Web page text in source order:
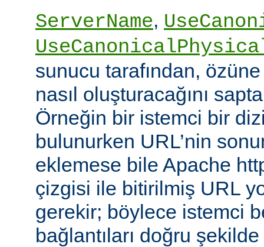
ServerName,
sunucu tarafından,
nasıl oluşturacağını
Örneğin bir istemci bir
bulunurken URL’nin
eklemese bile Apache
çizgisi ile bitirilmiş URL
gerekir; böylece istemci
bağlantıları doğru